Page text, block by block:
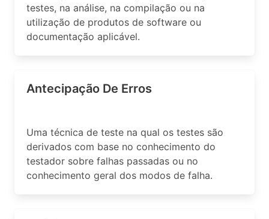
testes, na análise, na compilação ou na
utilização de produtos de software ou
documentação aplicável.
Antecipação De Erros
Uma técnica de teste na qual os testes são
derivados com base no conhecimento do
testador sobre falhas passadas ou no
conhecimento geral dos modos de falha.